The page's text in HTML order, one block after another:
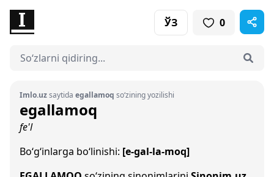
ЎЗ 0
Imlo.uzsaytida egallamoq so‘zining yozilishi
egallamoq
fe'l
Bo‘g‘inlarga bo‘linishi: [e-gal-la-moq]